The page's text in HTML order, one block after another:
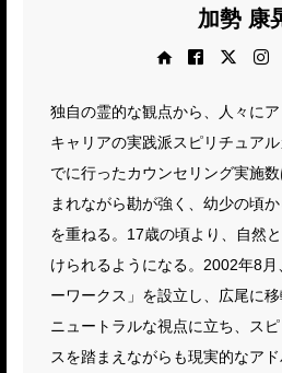
加勢 康
InstagramFlickr RSS
独自の霊的な観点から、人々に
キャリアの実践派スピリチュア
でに行ったカウンセリング実施
まれながら勘が強く、幼少の頃
を重ねる。17歳の頃より、自然
けられるようになる。2002年8
ーワークス」を設立し、広尾に
ニュートラルな視点に立ち、ス
スを踏まえながらも現実的なア